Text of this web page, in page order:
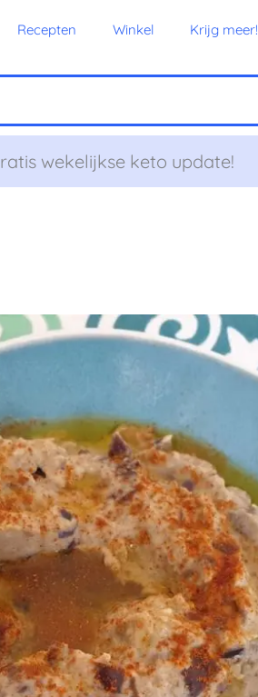
Recepten Winkel Krijg meer!
wekelijkse keto update!